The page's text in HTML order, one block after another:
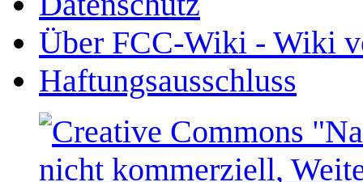
Über FCC-Wiki - Wiki
Haftungsausschluss